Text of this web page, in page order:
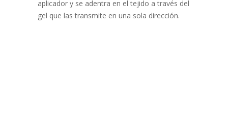
aplicador y se adentra en el tejido a través del
gel que las transmite en una sola dirección.